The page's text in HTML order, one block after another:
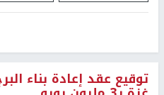
توقيع عقد إعادة بناء